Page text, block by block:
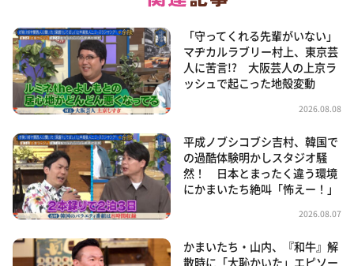
「守ってくれる先輩がいない」
マヂカルラブリー村上、東京芸
人に苦言!? 大阪芸人の上京ラ
ッシュで起こった地殻変動
2026.08.08
平成ノブシコブシ吉村、韓国で
の過酷体験明かしスタジオ騒
然！ 日本とまったく違う環境
にかまいたち絶叫「怖えー！」
2026.08.07
かまいたち・山内、『和牛』解
散時に「大恥かいた」エピソー